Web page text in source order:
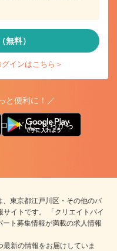
無料）
インはこちら＞
と便利に！／
ードはこちらから
、東京都江戸川区・その他のバ
イトです。 「クリエイトバイ
ート募集情報が満載の求人情報
新の情報をお届けしていま